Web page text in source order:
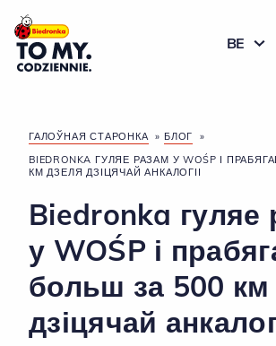
Галоўны лагатып
BE
ГАЛОЎНАЯ СТАРОНКА » БЛОГ
»
BIEDRONKA ГУЛЯЕ РАЗАМ У WOŚP І
КМ ДЗЕЛЯ ДЗІЦЯЧАЙ АНКАЛОГІІ
Biedronka гуляе
у WOŚP і
больш за 500 км
дзіцячай